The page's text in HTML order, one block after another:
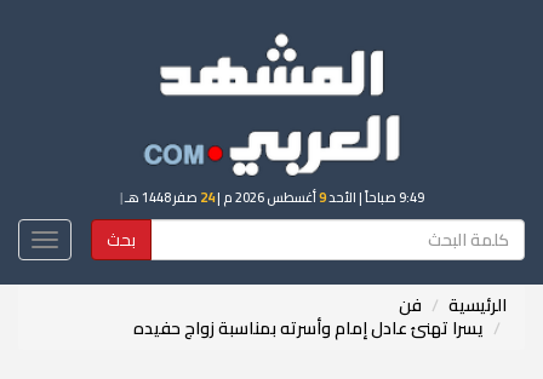
9:49 صباحاً | الأحد9أغسطس 2026 م | 24 صفر 1448 هـ |
بحث
الرئيسية فن
يسرا تهنئ عادل إمام وأسرته بمناسبة زواج حفيده